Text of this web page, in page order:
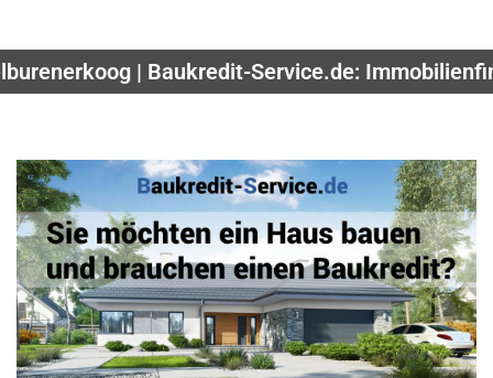
| Baukredit-Service.de: